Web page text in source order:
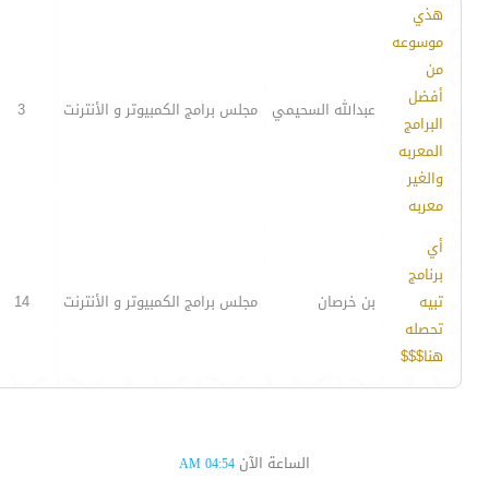
هذي
موسوعه
من
أفضل
البرامج
المعربه
والغير
معربه
عبدالله السحيمي مجلس برامج الكمبيوتر و الأنترنت 3
أي
برنامج
تبيه
تحصله
هنا$$$
بن خرصان مجلس برامج الكمبيوتر و الأنترنت 14
الساعة الآن 04:54 AM